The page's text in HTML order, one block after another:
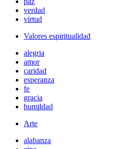
verdad
virtud
Valores espiritualidad
alegria
amor
caridad
esperanza
fe
gracia
humildad
Arte
alabanza